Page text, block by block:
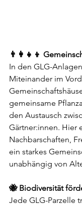
👨‍👩‍👧‍👦
In den GLG-
Miteinander im
gemeinsame
den Austausch
Gärtner:innen. Hier
Nachbarschaften,
ein starkes
unabhängig von
🐝 Biodiversität
Jede GLG-Parzelle